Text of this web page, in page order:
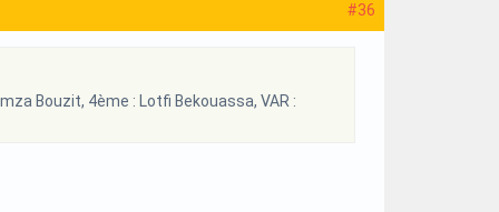
#36
Bouzit, 4ème : Lotfi Bekouassa, VAR :